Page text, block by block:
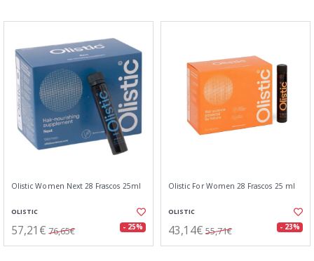
Olistic Women Next 28 Frascos 25ml
OLISTIC
57,21€ 76,65€ - 25%
Olistic For Women 28 Frascos 25 ml
OLISTIC
43,14€ 55,71€ - 23%